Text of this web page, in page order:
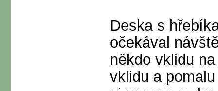
Deska s
očekával
někdo vklidu
vklidu a